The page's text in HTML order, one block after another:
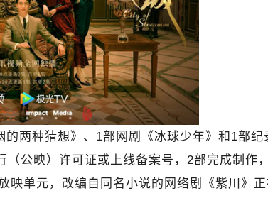
两种猜想》、1部网剧《冰球少年》和1部
公映）许可证或上线备案号，2部完成制作
单元，改编自同名小说的网络剧《紫川》正